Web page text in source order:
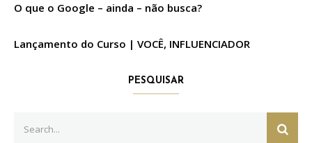
O que o Google – ainda – não busca?
Lançamento do Curso | VOCÊ, INFLUENCIADOR
PESQUISAR
for: